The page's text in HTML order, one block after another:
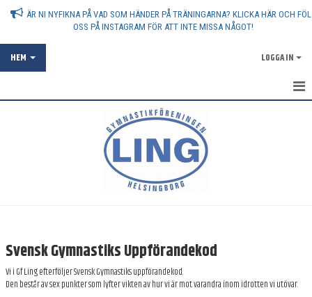
ÄR NI NYFIKNA PÅ VAD SOM HÄNDER PÅ TRÄNINGARNA? KLICKA HÄR OCH
OSS PÅ INSTAGRAM FÖR ATT INTE MISSA NÅGOT!
HEM LOGGA IN
DOKUMENT
Svensk Gymnastiks Uppförandekod
Vi i Gf Ling efterföljer Svensk Gymnastiks uppförandekod.
Den består av sex punkter som lyfter vikten av hur vi är mot varandra inom idrotten vi utövar.